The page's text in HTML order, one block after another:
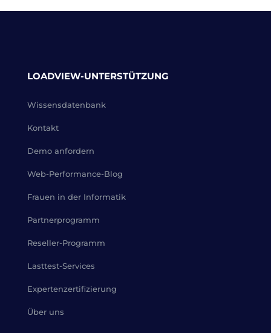
LOADVIEW-UNTERSTÜTZUNG
Wissensdatenbank
Kontakt
Demo anfordern
Web-Performance-Blog
Frauen in der Informatik
Partnerprogramm
Reseller-Programm
Lasttest-Services
Expertenzertifizierung
Über uns